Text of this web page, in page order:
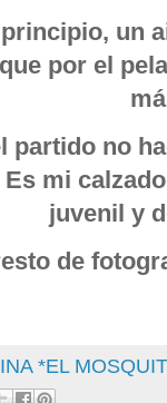
un
por el
partido no
mi
juvenil y
de
*EL